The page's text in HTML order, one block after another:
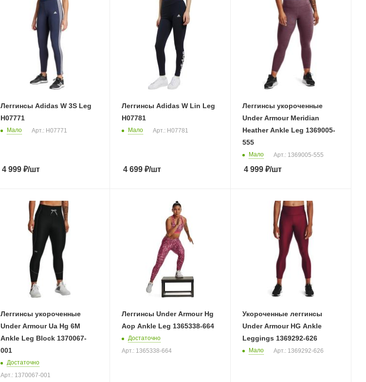
Леггинсы Adidas W 3S Leg
H07771
Мало Арт.: H07771
4 999 ₽/шт
Леггинсы Adidas W Lin Leg
H07781
Мало Арт.: H07781
4 699₽/шт
Леггинсы укороченные
Under Armour Meridian
Heather Ankle Leg 1369005-
555
Мало Арт.: 1369005-555
4 999₽/шт
Леггинсы укороченные
Under Armour Ua Hg 6M
Ankle Leg Block 1370067-
001
Достаточно
Арт.: 1370067-001
Леггинсы Under Armour Hg
Aop Ankle Leg 1365338-664
Достаточно
Арт.: 1365338-664
Укороченные леггинсы
Under Armour HG Ankle
Leggings 1369292-626
Мало Арт.: 1369292-626